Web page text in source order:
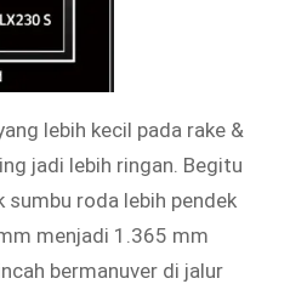
lebih kecil pada rake &
jadi lebih ringan. Begitu
sumbu roda lebih pendek
menjadi 1.365 mm
bermanuver di jalur